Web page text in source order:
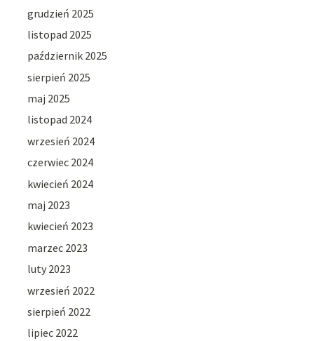
grudzień 2025
listopad 2025
październik 2025
sierpień 2025
maj 2025
listopad 2024
wrzesień 2024
czerwiec 2024
kwiecień 2024
maj 2023
kwiecień 2023
marzec 2023
luty 2023
wrzesień 2022
sierpień 2022
lipiec 2022